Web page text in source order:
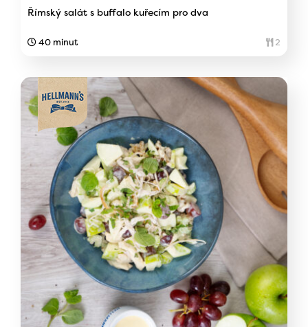
Římský salát s buffalo kuřecím pro dva
40 minut 2